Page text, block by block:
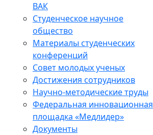
ВАК
Студенческое научное
общество
Материалы студенческих
конференций
Совет молодых ученых
Достижения сотрудников
Научно-методические труды
Федеральная инновационная
площадка «Медлидер»
Документы